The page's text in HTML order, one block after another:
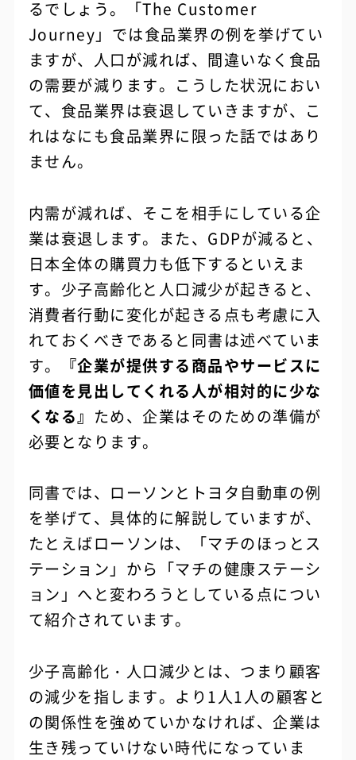
るでしょう。「The Customer
Journey」では食品業界の例を挙げてい
ますが、人口が減れば、間違いなく食品
の需要が減ります。こうした状況におい
て、食品業界は衰退していきますが、こ
れはなにも食品業界に限った話ではあり
ません。
内需が減れば、そこを相手にしている企
業は衰退します。また、GDPが減ると、
日本全体の購買力も低下するといえま
す。少子高齢化と人口減少が起きると、
消費者行動に変化が起きる点も考慮に入
れておくべきであると同書は述べていま
す。
『企業が提供する商品やサービスに
価値を見出してくれる人が相対的に少な
くなる』 ため、企業はそのための準備が
必要となります。
同書では、ローソンとトヨタ自動車の例
を挙げて、具体的に解説していますが、
たとえばローソンは、「マチのほっとス
テーション」から「マチの健康ステーシ
ョン」へと変わろうとしている点につい
て紹介されています。
少子高齢化・人口減少とは、つまり顧客
の減少を指します。より1人1人の顧客と
の関係性を強めていかなければ、企業は
生き残っていけない時代になっていま